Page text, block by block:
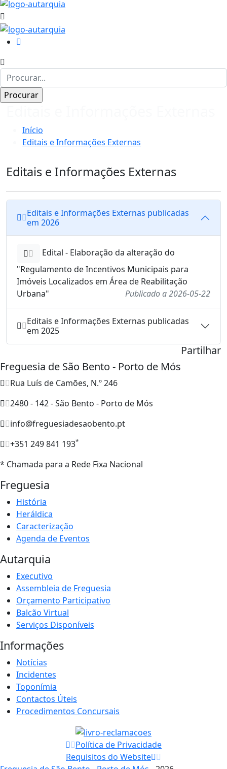
Início
Editais e Informações Externas
Editais e Informações Externas
Editais e Informações Externas publicadas
em 2026
Edital - Elaboração da alteração do
"Regulamento de Incentivos Municipais para
Imóveis Localizados em Área de Reabilitação
Urbana"
Publicado a 2026-05-22
Editais e Informações Externas publicadas
em 2025
Partilhar
Freguesia de São Bento - Porto de Mós
Rua Luís de Camões, N.º 246
2480 - 142 - São Bento - Porto de Mós
info@freguesiadesaobento.pt
+351 249 841 193*
* Chamada para a Rede Fixa Nacional
Freguesia
História
Heráldica
Caracterização
Agenda de Eventos
Autarquia
Executivo
Assembleia de Freguesia
Orçamento Participativo
Balcão Virtual
Serviços Disponíveis
Informações
Notícias
Incidentes
Toponímia
Contactos Úteis
Procedimentos Concursais
Política de Privacidade
Requisitos do Website